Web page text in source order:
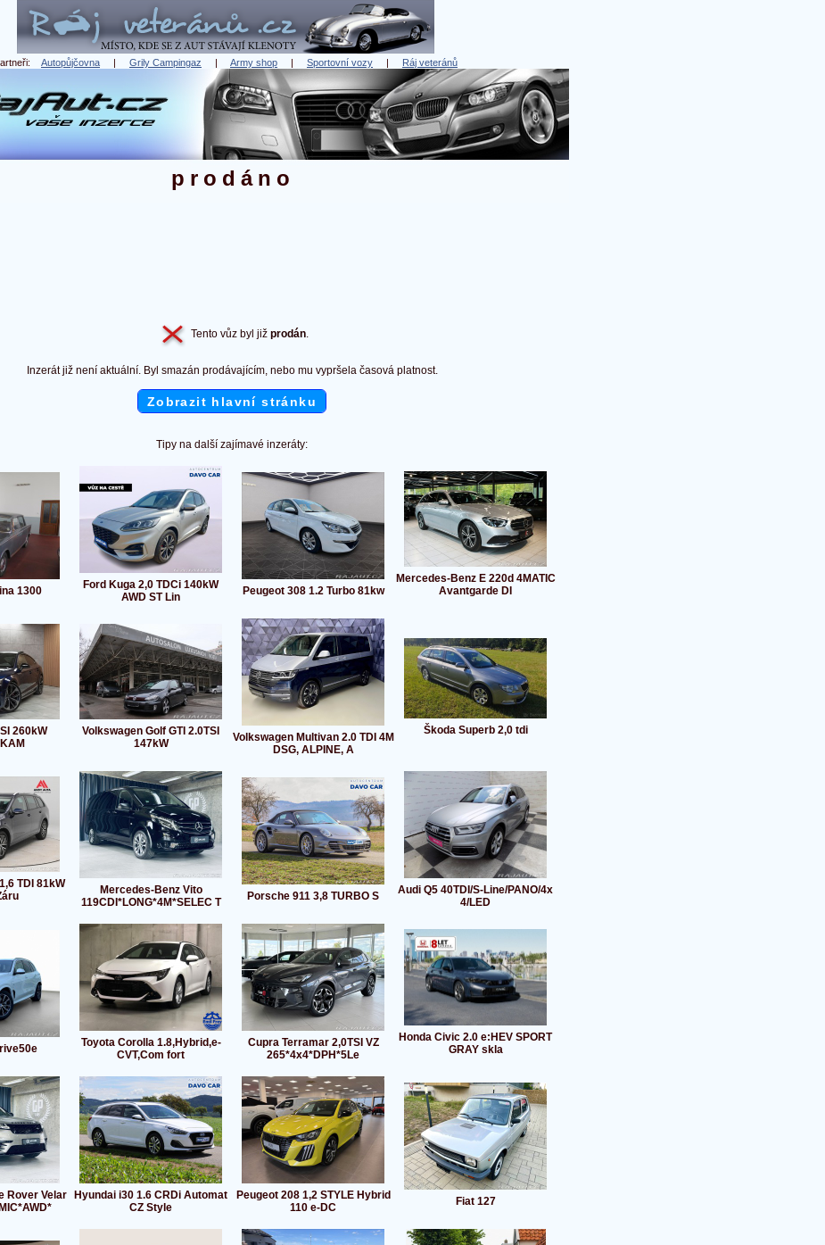
Autopůjčovna | Grily Campingaz | Army shop | Sportovní vozy | Ráj veteránů
prodáno
Tento vůz byl již prodán.
Inzerát již není aktuální. Byl smazán prodávajícím, nebo mu vypršela časová platnost.
Zobrazit hlavní stránku
Tipy na další zajímavé inzeráty:
1300
Ford Kuga 2,0 TDCi 140kW
AWD ST Lin
Peugeot 308 1.2 Turbo 81kw
Mercedes-Benz E 220d 4MATIC
Avantgarde DI
260kW
Volkswagen Golf GTI 2.0TSI
147kW
Volkswagen Multivan 2.0 TDI 4M
DSG, ALPINE, A
Škoda Superb 2,0 tdi
TDI 81kW
Mercedes-Benz Vito
119CDI*LONG*4M*SELEC T
Porsche 911 3,8 TURBO S
Audi Q5 40TDI/S-Line/PANO/4x
4/LED
Toyota Corolla 1.8,Hybrid,e-
CVT,Com fort
Cupra Terramar 2,0TSI VZ
265*4x4*DPH*5Le
Honda Civic 2.0 e:HEV SPORT
GRAY skla
Rover Velar
Hyundai i30 1.6 CRDi Automat
CZ Style
Peugeot 208 1,2 STYLE Hybrid
110 e-DC
Fiat 127